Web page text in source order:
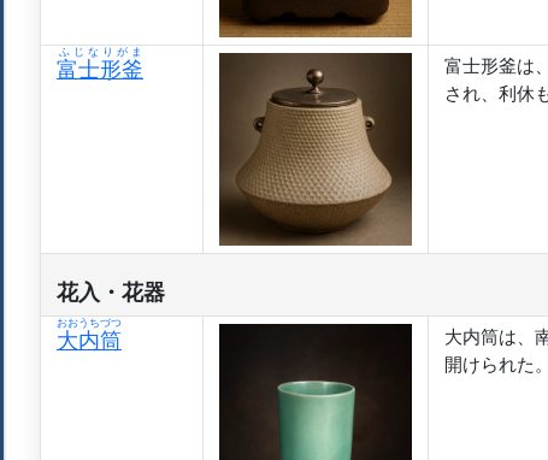
富士形釜
ふじなりがま
富士形釜は
され、利休
花入・花器
大内筒
おおうちづつ
大内筒は、
開けられた。